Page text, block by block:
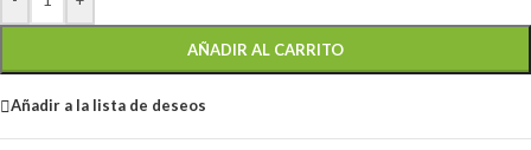
AÑADIR AL CARRITO
Añadir a la lista de deseos